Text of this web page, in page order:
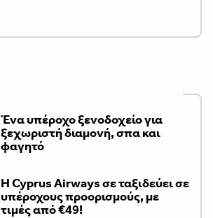
Ένα υπέροχο ξενοδοχείο για
ξεχωριστή διαμονή, σπα και
φαγητό
H Cyprus Airways σε ταξιδεύει σε
υπέροχους προορισμούς, με
τιμές από €49!